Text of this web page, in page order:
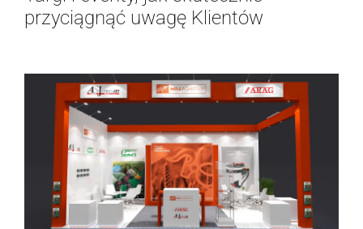
przyciągnąć uwagę Klientów